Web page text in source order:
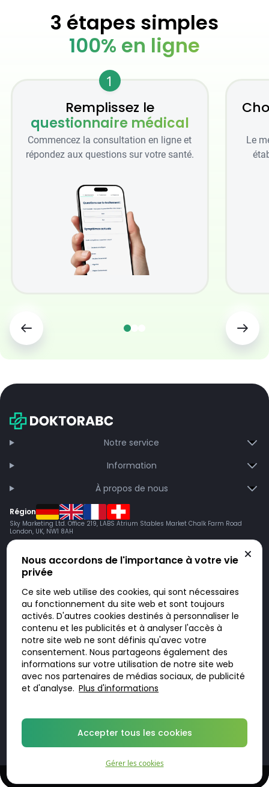
3 étapes simples
100% en ligne
1
Remplissez le
questionnaire médical
Commencez la consultation en ligne et
répondez aux questions sur votre santé.
Le
Notre service
Information
À propos de nous
Région
Sky Marketing Ltd. Office 219, LABS Atrium Stables Market Chalk Farm Road
London, UK, NW1 8AH
Doktorabc.com est une plateforme de mise en relation et n’est pas une
pharmacie en ligne. Nous ne vendons ni ne livrons de médicaments ou
autres produits. Les informations sur les produits, médicaments et prix
n’ont pas valeur d’offre. Vous êtes responsable du respect des lois en
vigueur dans votre pays. L’utilisation du site se fait à vos risques et sous
votre responsabilité. Vous visitez et utilisez ce site de votre propre
initiative.
Nous accordons de l'importance à votre vie
privée
Ce site web utilise des cookies, qui sont nécessaires
au fonctionnement du site web et sont toujours
activés. D'autres cookies destinés à personnaliser le
contenu et les publicités et à analyser l'accès à
notre site web ne sont définis qu'avec votre
consentement. Nous partageons également des
informations sur votre utilisation de notre site web
avec nos partenaires de médias sociaux, de publicité
et d'analyse. Plus d'informations
Accepter tous les cookies
Gérer les cookies